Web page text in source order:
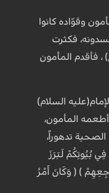
وقوّاده كانوا
فكثرت
، فأقدم المأمون
السلام)
المأمون،
تدهوراً،
بُيُوتِكُمْ لَبَرَزَ
) ( وَكَانَ أَمْرُ